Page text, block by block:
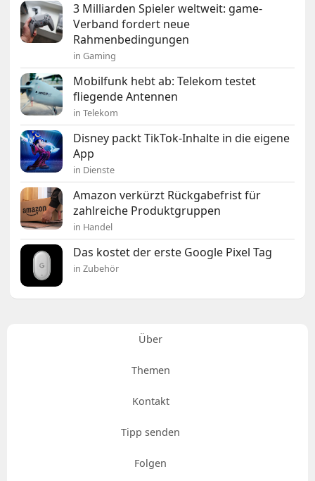
3 Milliarden Spieler weltweit: game-
Verband fordert neue
Rahmenbedingungen
in Gaming
Mobilfunk hebt ab: Telekom testet
fliegende Antennen
in Telekom
Disney packt TikTok-Inhalte in die eigene
App
in Dienste
Amazon verkürzt Rückgabefrist für
zahlreiche Produktgruppen
in Handel
Das kostet der erste Google Pixel Tag
in Zubehör
Über
Themen
Kontakt
Tipp senden
Folgen